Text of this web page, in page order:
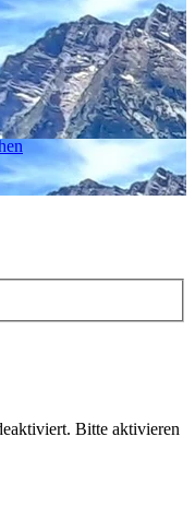
Bitte aktivieren